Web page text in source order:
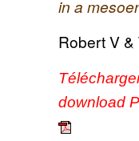
in a
Robert V &
download